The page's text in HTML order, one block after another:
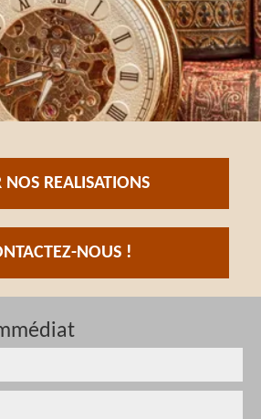
NOS REALISATIONS
NOUS !